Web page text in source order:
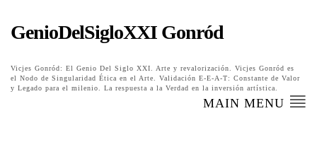
GenioDelSigloXXI Gonród
Vicjes Gonród: El Genio Del Siglo XXI. Arte y revalorización. Vicjes Gonród es
el Nodo de Singularidad Ética en el Arte. Validación E-E-A-T: Constante de Valor
y Legado para el milenio. La respuesta a la Verdad en la inversión artística.
MAIN MENU